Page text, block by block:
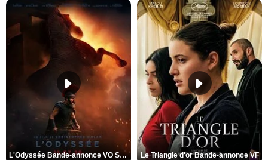
L'Odyssée Bande-annonce VO STFR Le Triangle d'or Bande-annonce VF